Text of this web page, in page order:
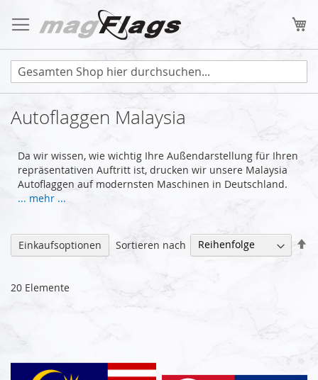
Inhalt
springen
Autoflaggen Malaysia
Da wir wissen, wie wichtig Ihre Außendarstellung für Ihren
repräsentativen Auftritt ist, drucken wir unsere Malaysia
Autoflaggen auf modernsten Maschinen in Deutschland.
... mehr ...
20 Elemente
Sortieren nach
Einkaufsoptionen